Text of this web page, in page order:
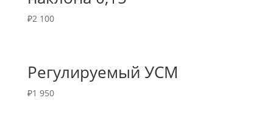
₽2 100
Регулируемый УСМ
₽1 950